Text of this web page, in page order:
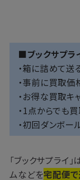
■ブックサプラ
・箱に詰めて送
・事前に買取価
・お得な買取キ
・1点からでも買
・初回ダンボー
「ブックサプライ
ムなどを宅配便で